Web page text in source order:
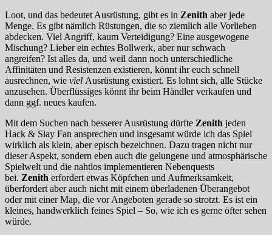
Loot, und das bedeutet Ausrüstung, gibt es in Zenith aber jede
Menge. Es gibt nämlich Rüstungen, die so ziemlich alle Vorlieben
abdecken. Viel Angriff, kaum Verteidigung? Eine ausgewogene
Mischung? Lieber ein echtes Bollwerk, aber nur schwach
angreifen? Ist alles da, und weil dann noch unterschiedliche
Affinitäten und Resistenzen existieren, könnt ihr euch schnell
ausrechnen, wie viel Ausrüstung existiert. Es lohnt sich, alle Stücke
anzusehen. Überflüssiges könnt ihr beim Händler verkaufen und
dann ggf. neues kaufen.
Mit dem Suchen nach besserer Ausrüstung dürfte Zenith jeden
Hack & Slay Fan ansprechen und insgesamt würde ich das Spiel
wirklich als klein, aber episch bezeichnen. Dazu tragen nicht nur
dieser Aspekt, sondern eben auch die gelungene und atmosphärische
Spielwelt und die nahtlos implementieren Nebenquests
bei. Zenith erfordert etwas Köpfchen und Aufmerksamkeit,
überfordert aber auch nicht mit einem überladenen Überangebot
oder mit einer Map, die vor Angeboten gerade so strotzt. Es ist ein
kleines, handwerklich feines Spiel – So, wie ich es gerne öfter sehen
würde.